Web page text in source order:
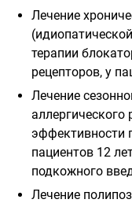
Лечение
терапии
рецепторов, у
Лечение
аллергического
эффективности
пациентов 12
подкожного
Лечение